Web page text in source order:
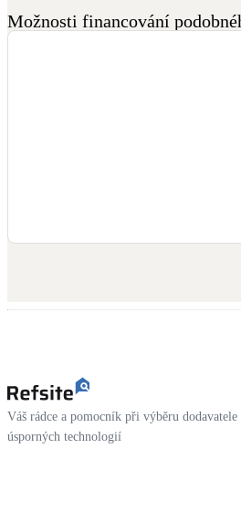
Možnosti financování
Váš rádce a pomocník při výběru dodavatele
úsporných technologií